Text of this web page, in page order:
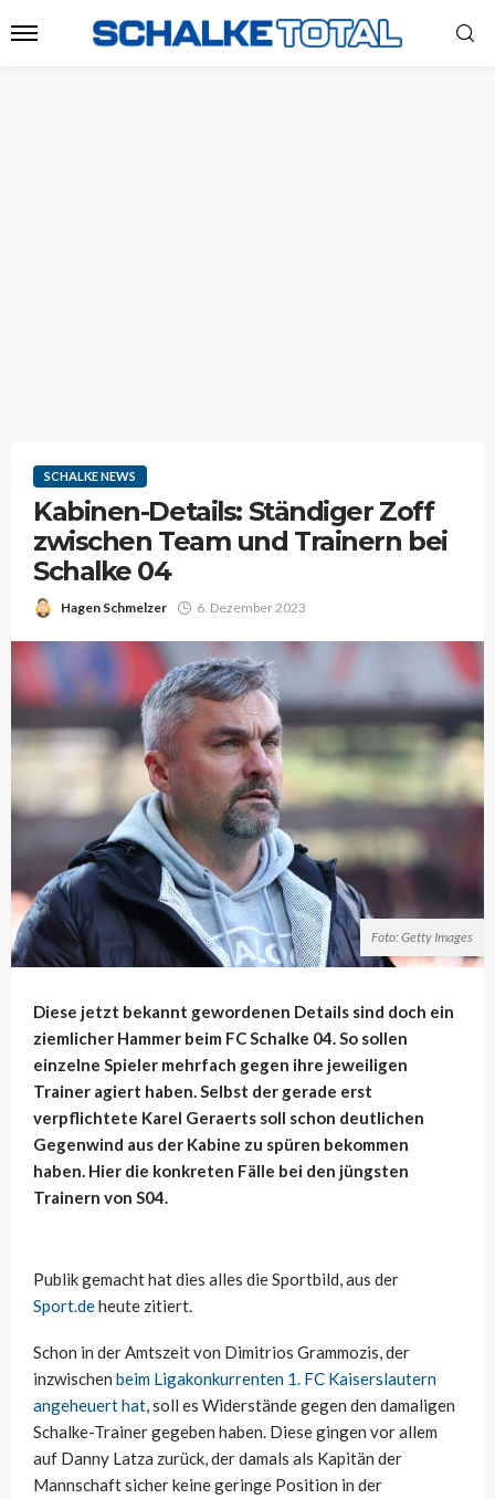
SCHALKE NEWS
Kabinen-Details: Ständiger Zoff
zwischen Team und Trainern bei
Schalke 04
Hagen Schmelzer 6. Dezember 2023
Foto: Getty Images
Diese jetzt bekannt gewordenen Details sind doch ein
ziemlicher Hammer beim FC Schalke 04. So sollen
einzelne Spieler mehrfach gegen ihre jeweiligen
Trainer agiert haben. Selbst der gerade erst
verpflichtete Karel Geraerts soll schon deutlichen
Gegenwind aus der Kabine zu spüren bekommen
haben. Hier die konkreten Fälle bei den jüngsten
Trainern von S04.
Publik gemacht hat dies alles die Sportbild, aus der
Sport.deheute zitiert.
Schon in der Amtszeit von Dimitrios Grammozis, der
inzwischen beim Ligakonkurrenten 1. FC Kaiserslautern
angeheuert hat, soll es Widerstände gegen den damaligen
Schalke-Trainer gegeben haben. Diese gingen vor allem
auf Danny Latza zurück, der damals als Kapitän der
Mannschaft sicher keine geringe Position in der